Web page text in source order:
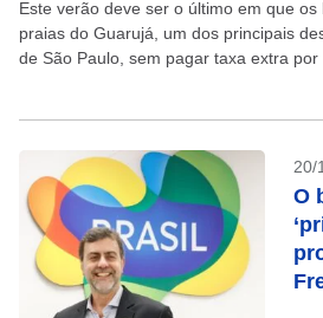
Este verão deve ser o último em que
praias do Guarujá, um dos principais
de São Paulo, sem pagar taxa extra por
20/
O